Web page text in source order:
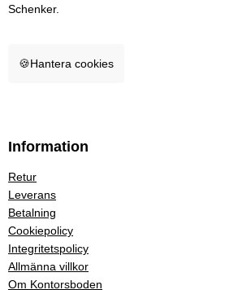
Schenker.
🍪Hantera cookies
Information
Retur
Leverans
Betalning
Cookiepolicy
Integritetspolicy
Allmänna villkor
Om Kontorsboden